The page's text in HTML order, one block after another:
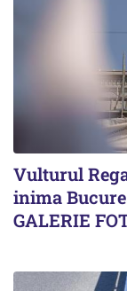
Vulturul
inima
GALERIE